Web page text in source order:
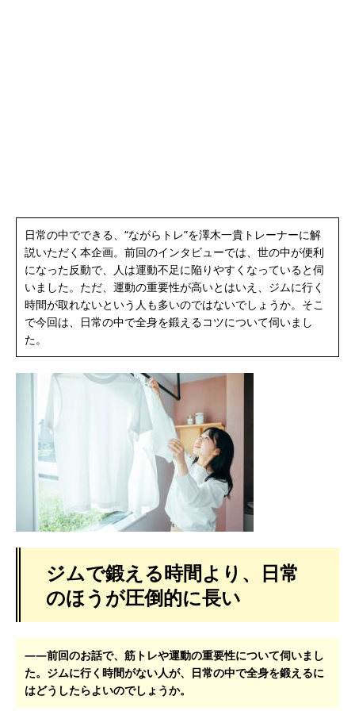
日常の中でできる、“ながらトレ”を澤木一貴トレーナーに解
説いただく本企画。前回のインタビューでは、世の中が便利
になった反動で、人は運動不足に陥りやすくなっていると伺
いました。ただ、運動の重要性が高いとはいえ、ジムに行く
時間が取れないという人も多いのではないでしょうか。そこ
で今回は、日常の中で全身を鍛えるコツについて伺いまし
た。
ジムで鍛える時間より、日常
のほうが圧倒的に長い
――前回のお話で、筋トレや運動の重要性について伺いまし
た。ジムに行く時間がない人が、日常の中で全身を鍛えるに
はどうしたらよいのでしょうか。